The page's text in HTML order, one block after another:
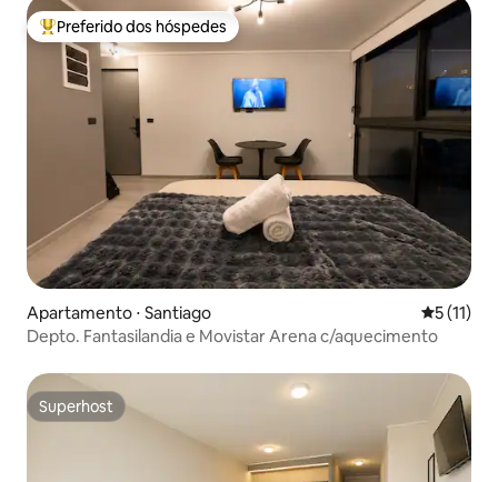
Entre os melhores preferidos dos hóspedes
Preferido dos hóspedes
Apartamento ⋅ Santiago 5 de uma
5 (11)
Depto. Fantasilandia e Movistar Arena c/aquecimento
Superhost
Superhost